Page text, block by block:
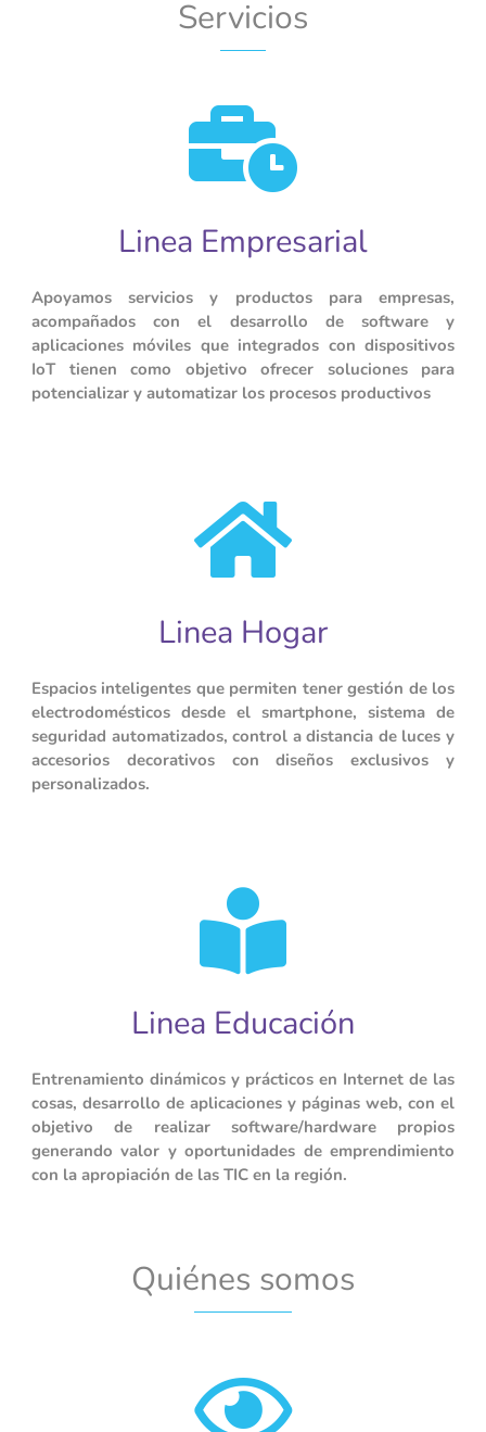
Servicios
Linea Empresarial
Apoyamos servicios y productos para empresas,
acompañados con el desarrollo de software y
aplicaciones móviles que integrados con dispositivos
IoT tienen como objetivo ofrecer soluciones para
potencializar y automatizar los procesos productivos
Linea Hogar
Espacios inteligentes que permiten tener gestión de los
electrodomésticos desde el smartphone, sistema de
seguridad automatizados, control a distancia de luces y
accesorios decorativos con diseños exclusivos y
personalizados.
Linea Educación
Entrenamiento dinámicos y prácticos en Internet de las
cosas, desarrollo de aplicaciones y páginas web, con el
objetivo de realizar software/hardware propios
generando valor y oportunidades de emprendimiento
con la apropiación de las TIC en la región.
Quiénes somos